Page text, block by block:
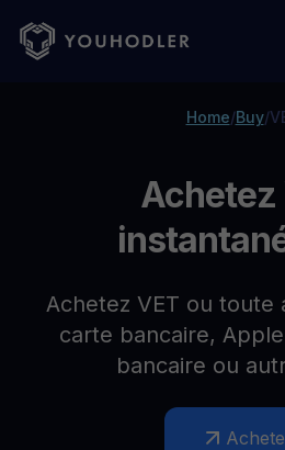
Home/Buy/
Achetez
Achetez VET ou toute
carte bancaire,
bancaire ou